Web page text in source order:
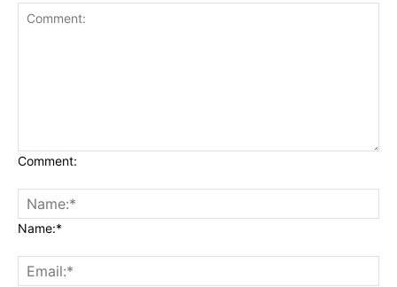
Comment:
Name:*